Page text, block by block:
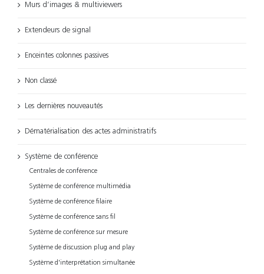
Murs d’images & multiviewers
Extendeurs de signal
Enceintes colonnes passives
Non classé
Les dernières nouveautés
Dématérialisation des actes administratifs
Système de conférence
Centrales de conférence
Système de conférence multimédia
Système de conférence filaire
Système de conférence sans fil
Système de conférence sur mesure
Système de discussion plug and play
Système d'interprétation simultanée